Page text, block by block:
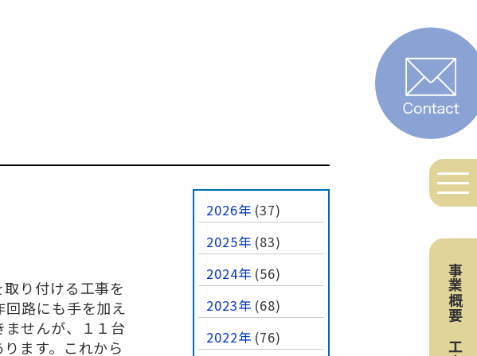
事業概要
り付ける工事を
路にも手を加え
せんが、１１台
ます。これから
2026年 (37)
2025年 (83)
2024年 (56)
2023年 (68)
2022年 (76)